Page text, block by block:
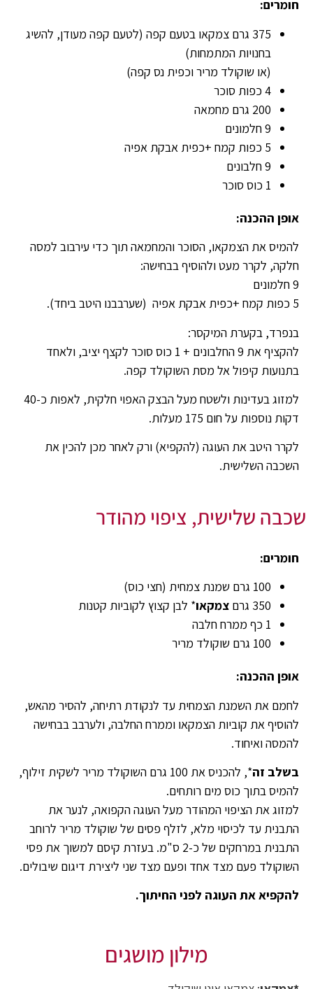
חומרים:
375 גרם צמקאו בטעם קפה (לטעם קפה מעודן, להשיג
בחנויות המתמחות)
(או שוקולד מריר וכפית נס קפה)
4 כפות סוכר
200 גרם מחמאה
9 חלמונים
5 כפות קמח +כפית אבקת אפיה
9 חלבונים
1 כוס סוכר
אופן ההכנה:
להמיס את הצמקאו, הסוכר והמחמאה תוך כדי עירבוב למסה
חלקה, לקרר מעט ולהוסיף בבחישה:
9 חלמונים
5 כפות קמח +כפית אבקת אפיה (שערבבנו היטב ביחד).
בנפרד, בקערת המיקסר:
להקציף את 9 החלבונים + 1 כוס סוכר לקצף יציב, ולאחד
בתנועות קיפול אל מסת השוקולד קפה.
למזוג בעדינות ולשטח מעל הבצק האפוי חלקית, לאפות כ-40
דקות נוספות על חום 175 מעלות.
לקרר היטב את העוגה (להקפיא) ורק לאחר מכן להכין את
השכבה השלישית.
שכבה שלישית, ציפוי מהודר
חומרים:
100 גרם שמנת צמחית (חצי כוס)
350 גרם
צמקאו* לבן קצוץ לקוביות קטנות
1 כף ממרח חלבה
100 גרם שוקולד מריר
אופן ההכנה:
לחמם את השמנת הצמחית עד לנקודת רתיחה, להסיר מהאש,
להוסיף את קוביות הצמקאו וממרח החלבה, ולערבב בבחישה
להמסה ואיחוד.
בשלב זה
*, להכניס את 100 גרם השוקולד מריר לשקית זילוף,
להמיס בתוך כוס מים רותחים.
למזוג את הציפוי המהודר מעל העוגה הקפואה, לנער את
התבנית עד לכיסוי מלא, לזלף פסים של שוקולד מריר לרוחב
התבנית במרחקים של כ-2 ס"מ. בעזרת קיסם למשוך את פסי
השוקולד פעם מצד אחד ופעם מצד שני ליצירת דיגום שיבולים.
להקפיא את העוגה לפני החיתוך.
מילון מושגים